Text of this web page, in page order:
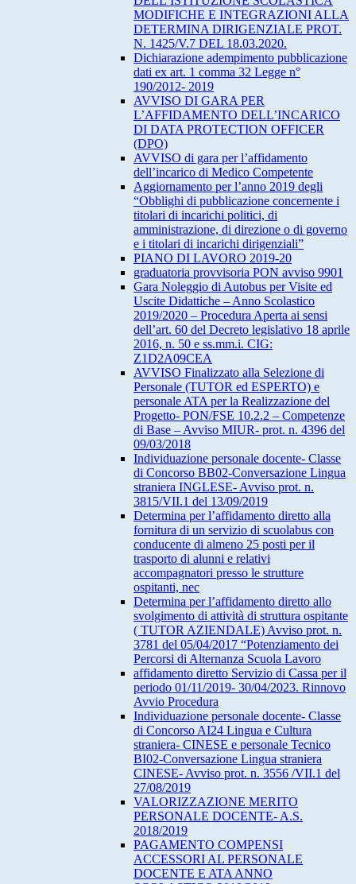
MODIFICHE E INTEGRAZIONI ALLA
DETERMINA DIRIGENZIALE PROT.
N. 1425/V.7 DEL 18.03.2020.
Dichiarazione adempimento pubblicazione
dati ex art. 1 comma 32 Legge n°
190/2012- 2019
AVVISO DI GARA PER
L’AFFIDAMENTO DELL’INCARICO
DI DATA PROTECTION OFFICER
(DPO)
AVVISO di gara per l’affidamento
dell’incarico di Medico Competente
Aggiornamento per l’anno 2019 degli
“Obblighi di pubblicazione concernente i
titolari di incarichi politici, di
amministrazione, di direzione o di governo
e i titolari di incarichi dirigenziali”
PIANO DI LAVORO 2019-20
graduatoria provvisoria PON avviso 9901
Gara Noleggio di Autobus per Visite ed
Uscite Didattiche – Anno Scolastico
2019/2020 – Procedura Aperta ai sensi
dell’art. 60 del Decreto legislativo 18 aprile
2016, n. 50 e ss.mm.i. CIG:
Z1D2A09CEA
AVVISO Finalizzato alla Selezione di
Personale (TUTOR ed ESPERTO) e
personale ATA per la Realizzazione del
Progetto- PON/FSE 10.2.2 – Competenze
di Base – Avviso MIUR- prot. n. 4396 del
09/03/2018
Individuazione personale docente- Classe
di Concorso BB02-Conversazione Lingua
straniera INGLESE- Avviso prot. n.
3815/VII.1 del 13/09/2019
Determina per l’affidamento diretto alla
fornitura di un servizio di scuolabus con
conducente di almeno 25 posti per il
trasporto di alunni e relativi
accompagnatori presso le strutture
ospitanti, nec
Determina per l’affidamento diretto allo
svolgimento di attività di struttura ospitante
( TUTOR AZIENDALE) Avviso prot. n.
3781 del 05/04/2017 “Potenziamento dei
Percorsi di Alternanza Scuola Lavoro
affidamento diretto Servizio di Cassa per il
periodo 01/11/2019- 30/04/2023. Rinnovo
Avvio Procedura
Individuazione personale docente- Classe
di Concorso AI24 Lingua e Cultura
straniera- CINESE e personale Tecnico
BI02-Conversazione Lingua straniera
CINESE- Avviso prot. n. 3556 /VII.1 del
27/08/2019
VALORIZZAZIONE MERITO
PERSONALE DOCENTE- A.S.
2018/2019
PAGAMENTO COMPENSI
ACCESSORI AL PERSONALE
DOCENTE E ATA ANNO